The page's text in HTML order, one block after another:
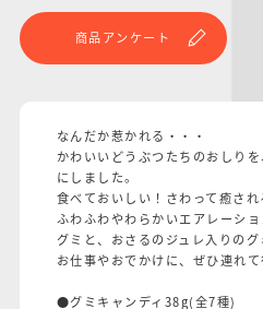
商品アンケート
なんだか惹かれる・・・
かわいいどうぶつたちのおしり
にしました。
食べておいしい！さわって癒され
ふわふわやわらかいエアレーシ
グミと、おさるのジュレ入りの
お仕事やおでかけに、ぜひ連れて
●グミキャンディ38g(全7種)